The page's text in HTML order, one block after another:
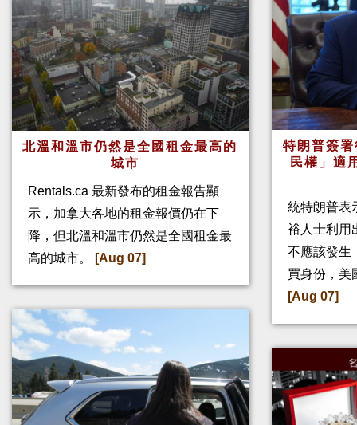
北溫和溫市仍然是全國租金最高的
城市
Rentals.ca 最新發布的租金報告顯
示，加拿大各地的租金報價仍在下
降，但北溫和溫市仍然是全國租金最
高的城市。
[Aug 07]
特朗普簽
民權」適
統特朗普表
裕人士利用
不應該發生
買身份，美
[Aug 07]